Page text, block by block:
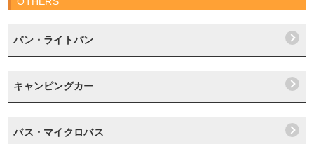
バン・ライトバン
キャンピングカー
バス・マイクロバス